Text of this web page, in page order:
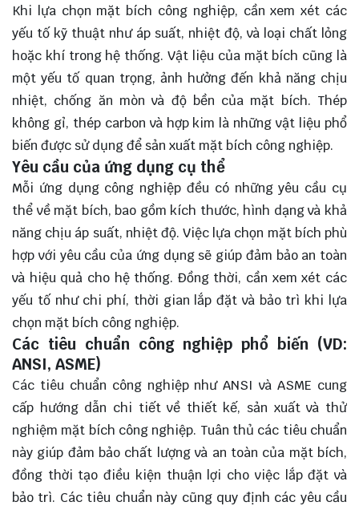
Khi lựa chọn mặt bích công nghiệp, cần xem xét các
yếu tố kỹ thuật như áp suất, nhiệt độ, và loại chất lỏng
hoặc khí trong hệ thống. Vật liệu của mặt bích cũng là
một yếu tố quan trọng, ảnh hưởng đến khả năng chịu
nhiệt, chống ăn mòn và độ bền của mặt bích. Thép
không gỉ, thép carbon và hợp kim là những vật liệu phổ
biến được sử dụng để sản xuất mặt bích công nghiệp.
Yêu cầu của ứng dụng cụ thể
Mỗi ứng dụng công nghiệp đều có những yêu cầu cụ
thể về mặt bích, bao gồm kích thước, hình dạng và khả
năng chịu áp suất, nhiệt độ. Việc lựa chọn mặt bích phù
hợp với yêu cầu của ứng dụng sẽ giúp đảm bảo an toàn
và hiệu quả cho hệ thống. Đồng thời, cần xem xét các
yếu tố như chi phí, thời gian lắp đặt và bảo trì khi lựa
chọn mặt bích công nghiệp.
Các tiêu chuẩn công nghiệp phổ biến (VD:
ANSI, ASME)
Các tiêu chuẩn công nghiệp như ANSI và ASME cung
cấp hướng dẫn chi tiết về thiết kế, sản xuất và thử
nghiệm mặt bích công nghiệp. Tuân thủ các tiêu chuẩn
này giúp đảm bảo chất lượng và an toàn của mặt bích,
đồng thời tạo điều kiện thuận lợi cho việc lắp đặt và
bảo trì. Các tiêu chuẩn này cũng quy định các yêu cầu